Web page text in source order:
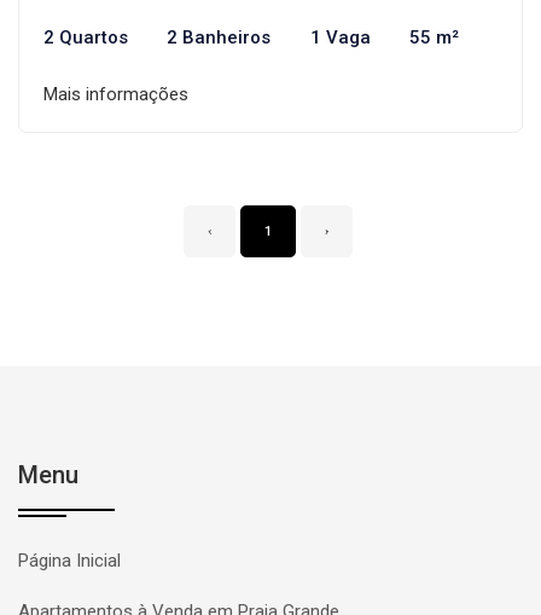
2 Quartos 2 Banheiros 1 Vaga 55 m²
Mais informações
‹ 1 ›
Menu
Página Inicial